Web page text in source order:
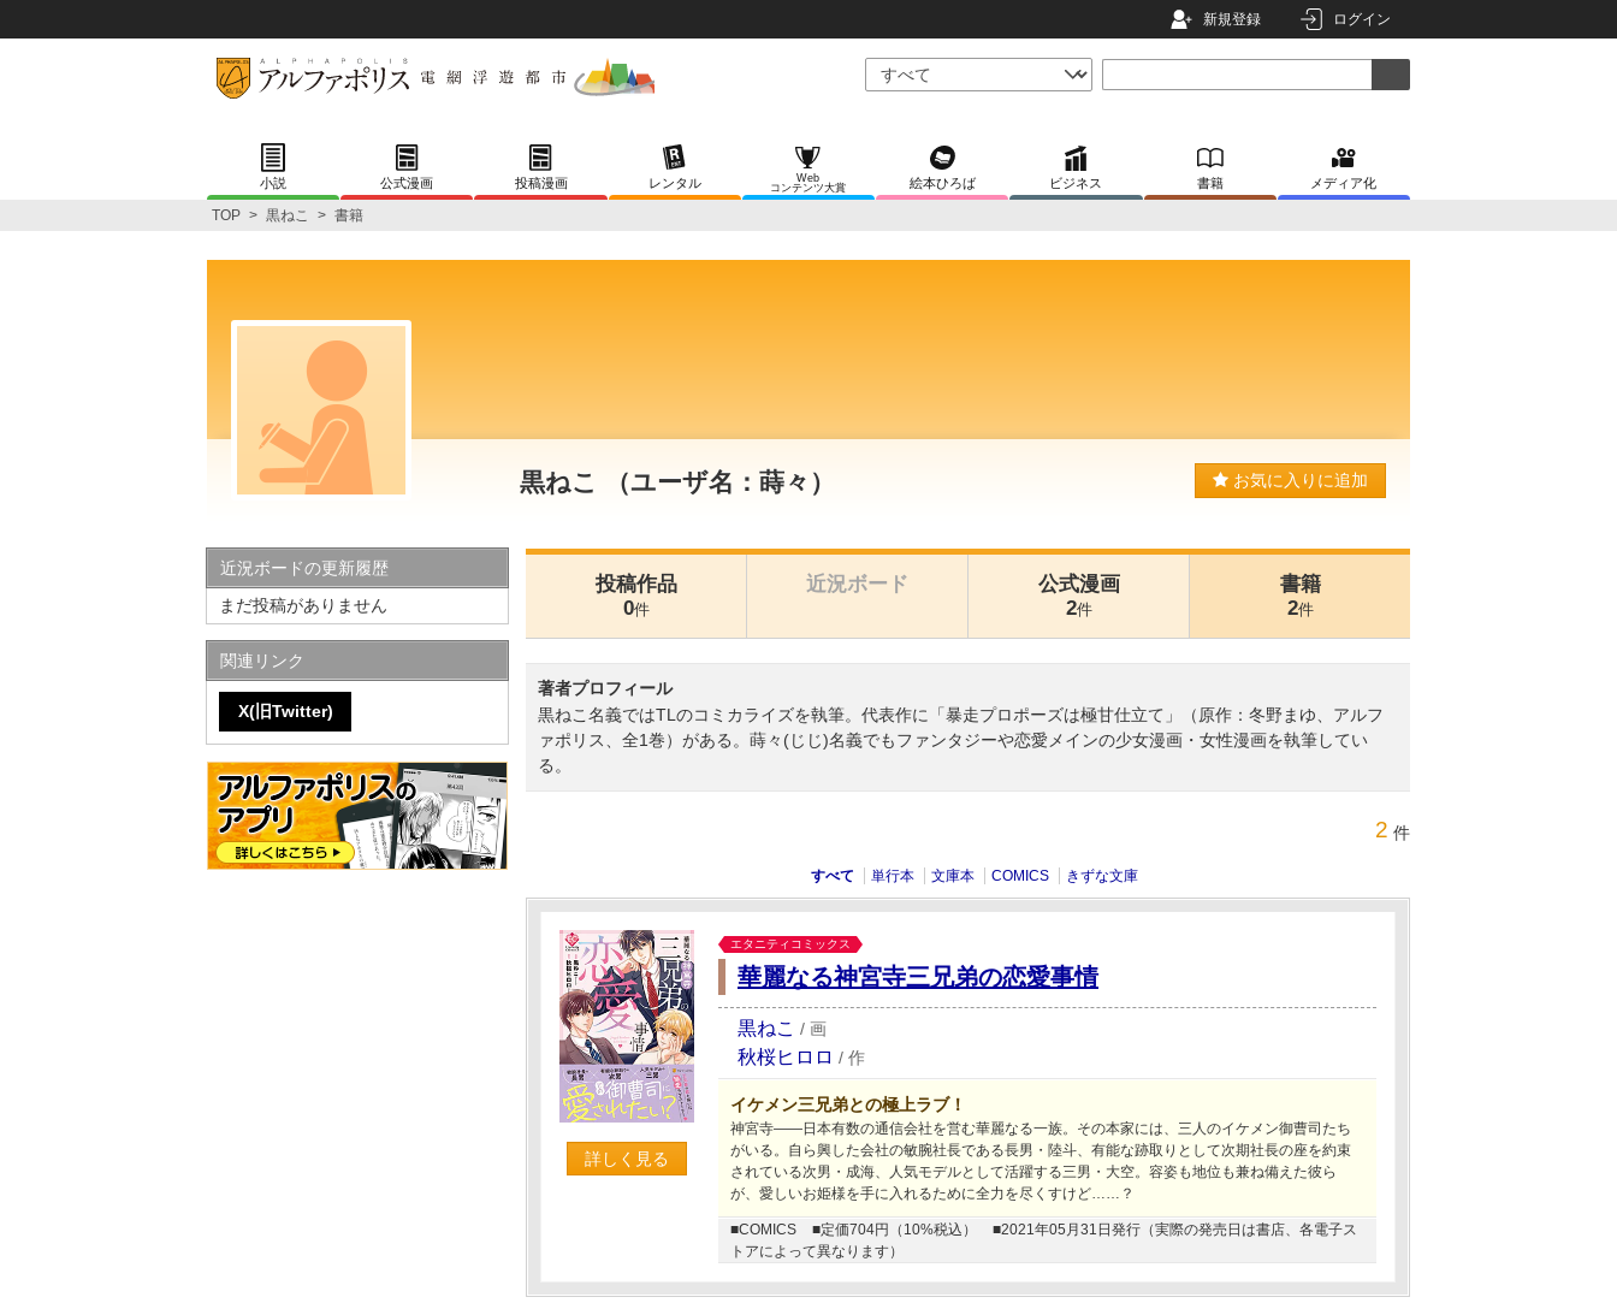
新規登録 ログイン
小説 公式漫画 投稿漫画 レンタル
Web
コンテンツ大賞
絵本ひろば ビジネス 書籍 メディア化
TOP > 黒ねこ > 書籍
黒ねこ （ユーザ名：蒔々） お気に入りに追加
投稿作品
0件
近況ボード
公式漫画
2件
書籍
2件
著者プロフィール
黒ねこ名義ではTLのコミカライズを執筆。代表作に「暴走プロポーズは極甘仕立て」（原作：冬野まゆ、アルフ
ァポリス、全1巻）がある。蒔々(じじ)名義でもファンタジーや恋愛メインの少女漫画・女性漫画を執筆してい
る。
2 件
すべて 単行本 文庫本 COMICS きずな文庫
詳しく見る
エタニティコミックス
華麗なる神宮寺三兄弟の恋愛事情
黒ねこ / 画
秋桜ヒロロ / 作
イケメン三兄弟との極上ラブ！
神宮寺――日本有数の通信会社を営む華麗なる一族。その本家には、三人のイケメン御曹司たち
がいる。自ら興した会社の敏腕社長である長男・陸斗、有能な跡取りとして次期社長の座を約束
されている次男・成海、人気モデルとして活躍する三男・大空。容姿も地位も兼ね備えた彼ら
が、愛しいお姫様を手に入れるために全力を尽くすけど……？
■COMICS ■定価704円（10%税込）
■2021年05月31日発行（実際の発売日は書店、各電子ス
トアによって異なります）
近況ボードの更新履歴
まだ投稿がありません
関連リンク
X(旧Twitter)